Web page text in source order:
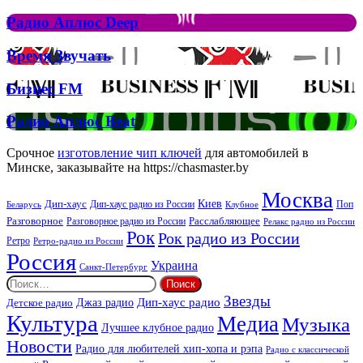
Джона
та
Брітні
Спірс
Рок
Радио
Аплюс
Deep
Радио Аплюс Deep
Время
Звучать
Время Звучать
Бизнес
Бизнес FM
Радио
Аплюс
Beat
Радио Аплюс Beat
Срочное изготовление чип ключей для автомобилей в
Минске, заказывайте на https://chasmaster.by
Беларусь Дип-хаус Дип-хаус радио из России Киев Клубное Москва Поп
Разговорное Разговорное радио из России Расслабляющее Релакс радио из России
Ретро Ретро-радио из России РокРок радио из России
Россия Санкт-Петербург Украина
Найти:
Детское радио Джаз радио Дип-хаус радио Звезды
Культура Лучшее клубное радио МедиаМузыка
Новости Радио для любителей хип-хопа и рэпа Радио с классической